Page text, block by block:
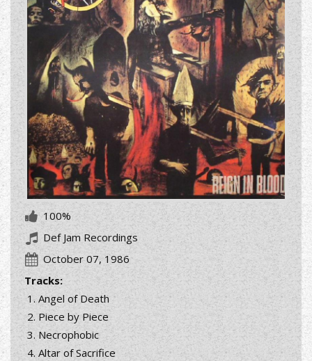
100%
Def Jam Recordings
October 07, 1986
Tracks:
Angel of Death
Piece by Piece
Necrophobic
Altar of Sacrifice